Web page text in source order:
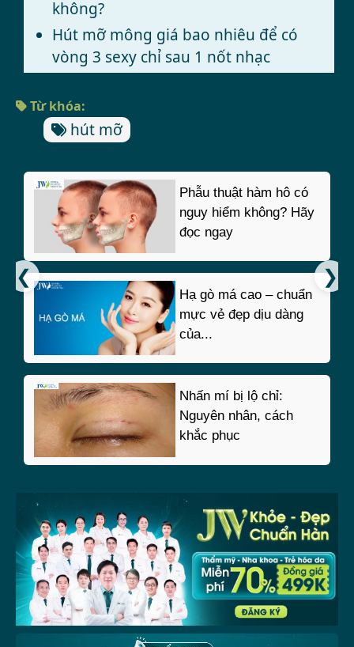
không?
Hút mỡ mông giá bao nhiêu để có
vòng 3 sexy chỉ sau 1 nốt nhạc
Từ khóa:
hút mỡ
Phẫu thuật hàm hô có
nguy hiểm không? Hãy
đọc ngay
Hạ gò má cao – chuẩn
mực vẻ đẹp dịu dàng
của...
Nhấn mí bị lộ chỉ:
Nguyên nhân, cách
khắc phục